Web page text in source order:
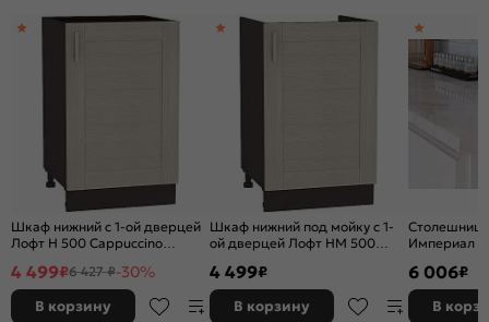
Шкаф нижний с 1-ой дверцей
Лофт Н 500 Cappuccino
4 499₽6 427 ₽-30%
В корзину
Шкаф нижний под мойку с 1-
ой дверцей Лофт НМ 500
4 499₽
В корзину
Империал
6 006₽
В